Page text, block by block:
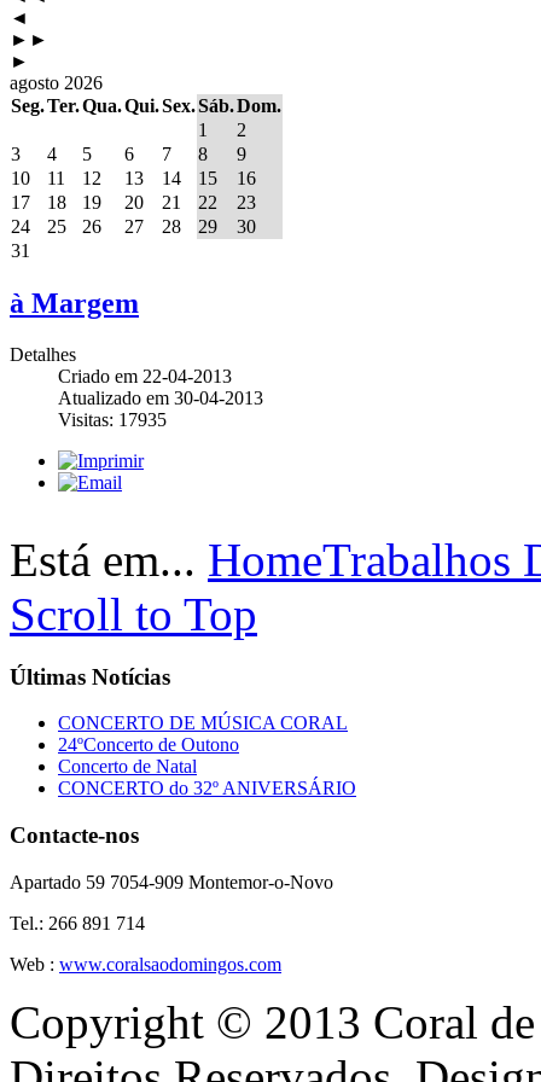
◄
►►
►
agosto 2026
Seg.Ter.Qua.Qui.Sex.Sáb.Dom.
1
2
3
4 5 6 7 8
9
10
11 12 13 14 15
16
17
18 19 20 21 22
23
24
25 26 27 28 29
30
31
à Margem
Detalhes
Criado em 22-04-2013
Atualizado em 30-04-2013
Visitas: 17935
Está em... HomeTrabalhos
Scroll to Top
Últimas Notícias
CONCERTO DE MÚSICA CORAL
24ºConcerto de Outono
Concerto de Natal
CONCERTO do 32º ANIVERSÁRIO
Contacte-nos
Apartado 59 7054-909 Montemor-o-Novo
Tel.: 266 891 714
Web : www.coralsaodomingos.com
Copyright © 2013 Coral